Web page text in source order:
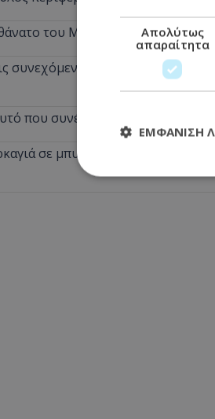
του Μάριου Γιασσουμή: Η
συνεχόμενες κίτρινες
που συνέβη στις θέσεις
σε μπυραρία στην Αγία
Απολύτως
απαραίτητα
ΕΜΦΆΝΙΣΗ